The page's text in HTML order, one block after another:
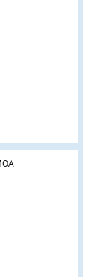
od 18 let a
tyto